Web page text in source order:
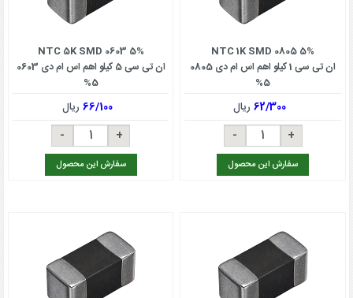
NTC 1K SMD 0805 5%
ان تی سی 1 کیلو اهم اس ام دی 0805
5%
62/300ریال
سفارش این محصول
NTC 5K SMD 0603 5%
ان تی سی 5 کیلو اهم اس ام دی 0603
5%
66/100ریال
سفارش این محصول